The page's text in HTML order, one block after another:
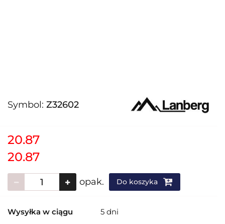
Symbol: Z32602
20.87
20.87
opak. Do koszyka
Wysyłka w ciągu 5 dni